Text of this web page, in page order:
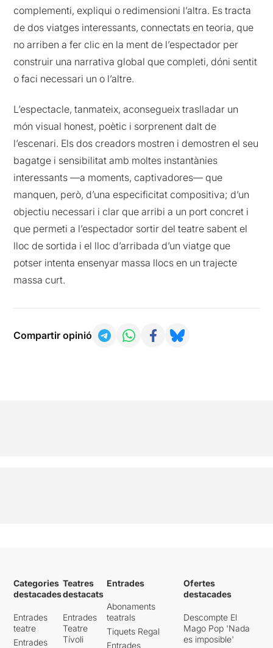
complementi, expliqui o redimensioni l’altra. Es tracta
de dos viatges interessants, connectats en teoria, que
no arriben a fer clic en la ment de l’espectador per
construir una narrativa global que completi, dóni sentit
o faci necessari un o l’altre.
L’espectacle, tanmateix, aconsegueix traslladar un
món visual honest, poètic i sorprenent dalt de
l’escenari. Els dos creadors mostren i demostren el seu
bagatge i sensibilitat amb moltes instantànies
interessants —a moments, captivadores— que
manquen, però, d’una especificitat compositiva; d’un
objectiu necessari i clar que arribi a un port concret i
que permeti a l’espectador sortir del teatre sabent el
lloc de sortida i el lloc d’arribada d’un viatge que
potser intenta ensenyar massa llocs en un trajecte
massa curt.
Compartir opinió
Categories
destacades
Entrades
teatre
Entrades
Teatres
destacats
Entrades
Teatre
Tívoli
Entrades
Abonaments
teatrals
Tiquets Regal
Entrades
Ofertes
destacades
Descompte El
Mago Pop 'Nada
es imposible'